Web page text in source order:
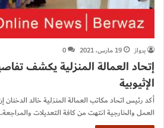
برواز
19 مارس، 2021 0
إتحاد العمالة المنزلية يكشف
الإثيوبية
أكد رئيس اتحاد مكاتب العمالة المنزلية خالد الدخنان
العمل والخارجية انتهت من كافة التعديلات